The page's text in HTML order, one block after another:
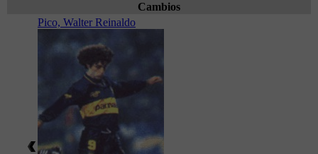
Cambios
Pico, Walter Reinaldo